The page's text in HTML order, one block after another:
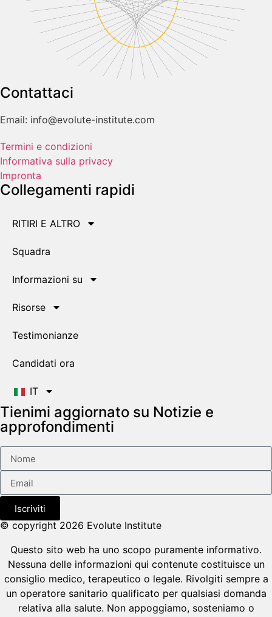
Contattaci
Email: info@evolute-institute.com
Termini e condizioni
Informativa sulla privacy
Impronta
Collegamenti rapidi
RITIRI E ALTRO
Squadra
Informazioni su
Risorse
Testimonianze
Candidati ora
IT
Tienimi aggiornato su Notizie e
approfondimenti
Iscriviti
© copyright 2026 Evolute Institute
Questo sito web ha uno scopo puramente informativo.
Nessuna delle informazioni qui contenute costituisce un
consiglio medico, terapeutico o legale. Rivolgiti sempre a
un operatore sanitario qualificato per qualsiasi domanda
relativa alla salute. Non appoggiamo, sosteniamo o